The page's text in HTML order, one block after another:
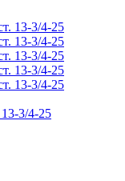
3/4-25